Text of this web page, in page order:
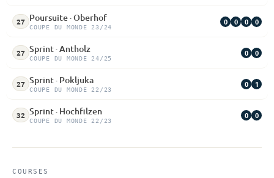
27 Poursuite · Oberhof
COUPE DU MONDE 23/24
0 0 0 0
27 Sprint · Antholz
COUPE DU MONDE 24/25
0 0
27 Sprint · Pokljuka
COUPE DU MONDE 22/23
0 1
32 Sprint · Hochfilzen
COUPE DU MONDE 22/23
0 0
COURSES